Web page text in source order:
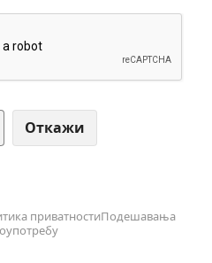
Откажи
приватностиПодешавања